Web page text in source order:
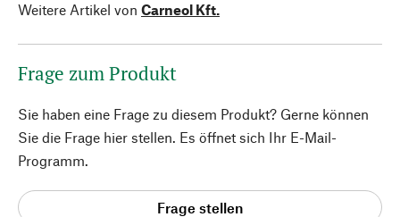
Weitere Artikel von Carneol Kft.
Frage zum Produkt
Sie haben eine Frage zu diesem Produkt? Gerne können
Sie die Frage hier stellen. Es öffnet sich Ihr E-Mail-
Programm.
Frage stellen